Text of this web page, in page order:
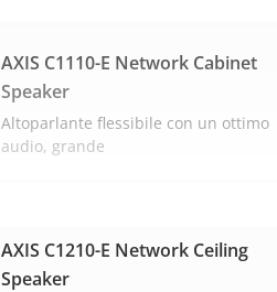
AXIS C1110-E Network Cabinet
Speaker
Altoparlante flessibile con un ottimo
audio, grande
AXIS C1210-E Network Ceiling
Speaker